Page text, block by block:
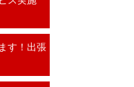
す！出張